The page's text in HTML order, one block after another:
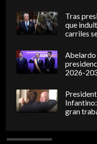
Tras
que
carriles
Abelardo
2026-
gran